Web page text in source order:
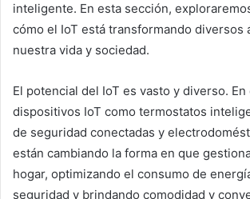
inteligente. En esta sección,
cómo el IoT está transformando diversos
nuestra vida y sociedad.
El potencial del IoT es vasto y diverso. En
dispositivos IoT como termostatos
de seguridad conectadas y
están cambiando la forma en que
hogar, optimizando el consumo de
seguridad y brindando comodidad y